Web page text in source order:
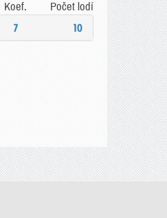
Koef. Počet lodí
7 10